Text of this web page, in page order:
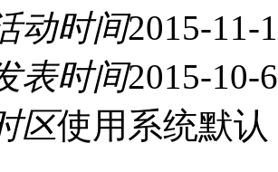
动时间2015-11-
表时间2015-10-
区使用系统默认